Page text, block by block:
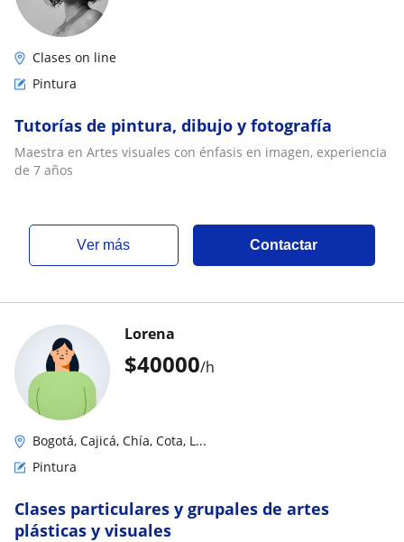
Clases on line
Pintura
Tutorías de pintura, dibujo y fotografía
Maestra en Artes visuales con énfasis en imagen, experiencia
de 7 años
ver más Contactar
$40000/h
Lorena
Bogotá, Cajicá, Chía, Cota, L...
Pintura
Clases particulares y grupales de artes
plásticas y visuales